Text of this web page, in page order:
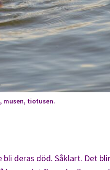
musen, tiotusen.
deras död. Såklart. Det